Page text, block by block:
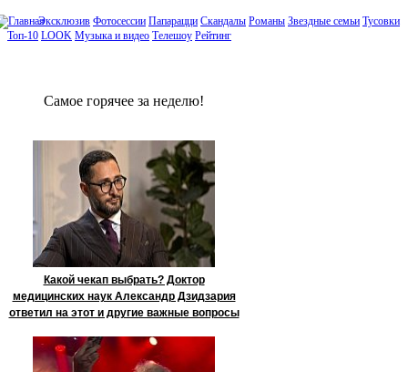
Эксклюзив Фотосессии Папарацци Скандалы Романы Звездные семьи Тусовки
Топ-10 LOOK Музыка и видео Телешоу Рейтинг
Сaмое гoрячее за неделю!
Какой чекап выбрать? Доктор
медицинских наук Александр Дзидзария
ответил на этот и другие важные вопросы